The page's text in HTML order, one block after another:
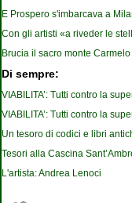
E Prospero s'imbarcava a
Con gli artisti «a riveder le
Brucia il sacro monte
Di sempre:
VIABILITA’: Tutti contro la
VIABILITA’: Tutti contro la
Un tesoro di codici e libri
Tesori alla Cascina
L'artista: Andrea Lenoci